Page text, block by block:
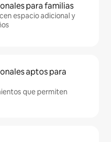
para familias
espacio adicional y
aptos para
que permiten